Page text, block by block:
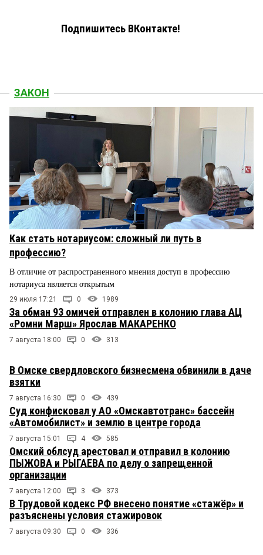
Подпишитесь ВКонтакте!
ЗАКОН
Как стать нотариусом: сложный ли путь в
профессию?
В отличие от распространенного мнения доступ в профессию
нотариуса является открытым
29 июля 17:21 0 1989
За обман 93 омичей отправлен в колонию глава АЦ
«Ромни Марш» Ярослав МАКАРЕНКО
7 августа 18:00 0 313
В Омске свердловского бизнесмена обвинили в даче
взятки
7 августа 16:30 0 439
Суд конфисковал у АО «Омскавтотранс» бассейн
«Автомобилист» и землю в центре города
7 августа 15:01 4 585
Омский облсуд арестовал и отправил в колонию
ПЫЖОВА и РЫГАЕВА по делу о запрещенной
организации
7 августа 12:00 3 373
В Трудовой кодекс РФ внесено понятие «стажёр» и
разъяснены условия стажировок
7 августа 09:30 0 336